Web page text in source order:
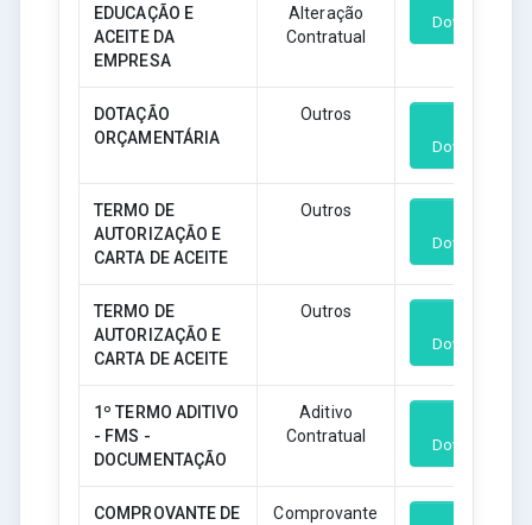
EDUCAÇÃO E
ACEITE DA
EMPRESA
Alteração
Contratual
Download
DOTAÇÃO
ORÇAMENTÁRIA
Outros
Download
TERMO DE
AUTORIZAÇÃO E
CARTA DE ACEITE
Outros
Download
TERMO DE
AUTORIZAÇÃO E
CARTA DE ACEITE
Outros
Download
1º TERMO ADITIVO
- FMS -
DOCUMENTAÇÃO
Aditivo
Contratual
Download
COMPROVANTE DE
Comprovante